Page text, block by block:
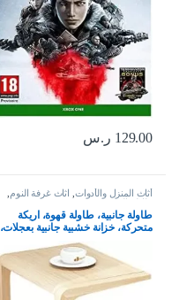
129.00 ر.س
أثاث المنزل والأدوات اثاث غرفة النوم
طاولة السرير
طاولة جانبية، طاولة قهوة، اريكة
متحركة، خزانة خشبية جانبية بعجلات،
طالوة ركن وبجانب السرير (اللون: